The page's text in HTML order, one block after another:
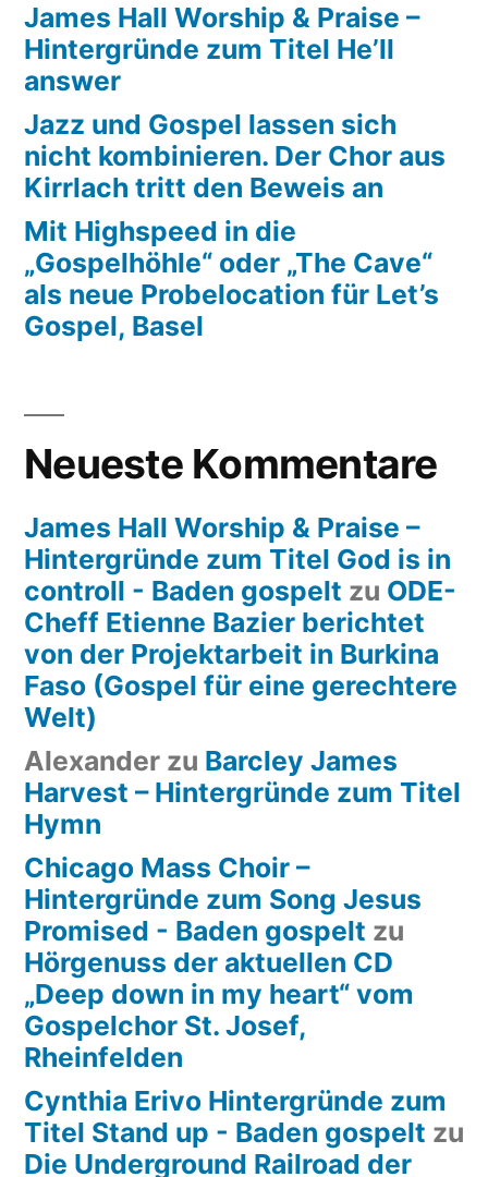
James Hall Worship & Praise –
Hintergründe zum Titel He’ll
answer
Jazz und Gospel lassen sich
nicht kombinieren. Der Chor aus
Kirrlach tritt den Beweis an
Mit Highspeed in die
„Gospelhöhle“ oder „The Cave“
als neue Probelocation für Let’s
Gospel, Basel
Neueste Kommentare
James Hall Worship & Praise –
Hintergründe zum Titel God is in
controll - Baden gospelt zu ODE-
Cheff Etienne Bazier berichtet
von der Projektarbeit in Burkina
Faso (Gospel für eine gerechtere
Welt)
Alexander zu Barcley James
Harvest – Hintergründe zum Titel
Hymn
Chicago Mass Choir –
Hintergründe zum Song Jesus
Promised - Baden gospelt zu
Hörgenuss der aktuellen CD
„Deep down in my heart“ vom
Gospelchor St. Josef,
Rheinfelden
Cynthia Erivo Hintergründe zum
Titel Stand up - Baden gospelt zu
Die Underground Railroad der